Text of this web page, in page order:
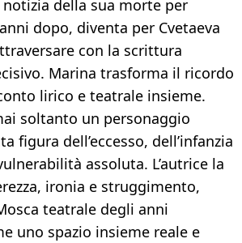
notizia della sua morte per
dopo, diventa per Cvetaeva
con la scrittura
Marina trasforma il ricordo
lirico e teatrale insieme.
soltanto un personaggio
figura dell’eccesso, dell’infanzia
assoluta. L’autrice la
ironia e struggimento,
teatrale degli anni
uno spazio insieme reale e